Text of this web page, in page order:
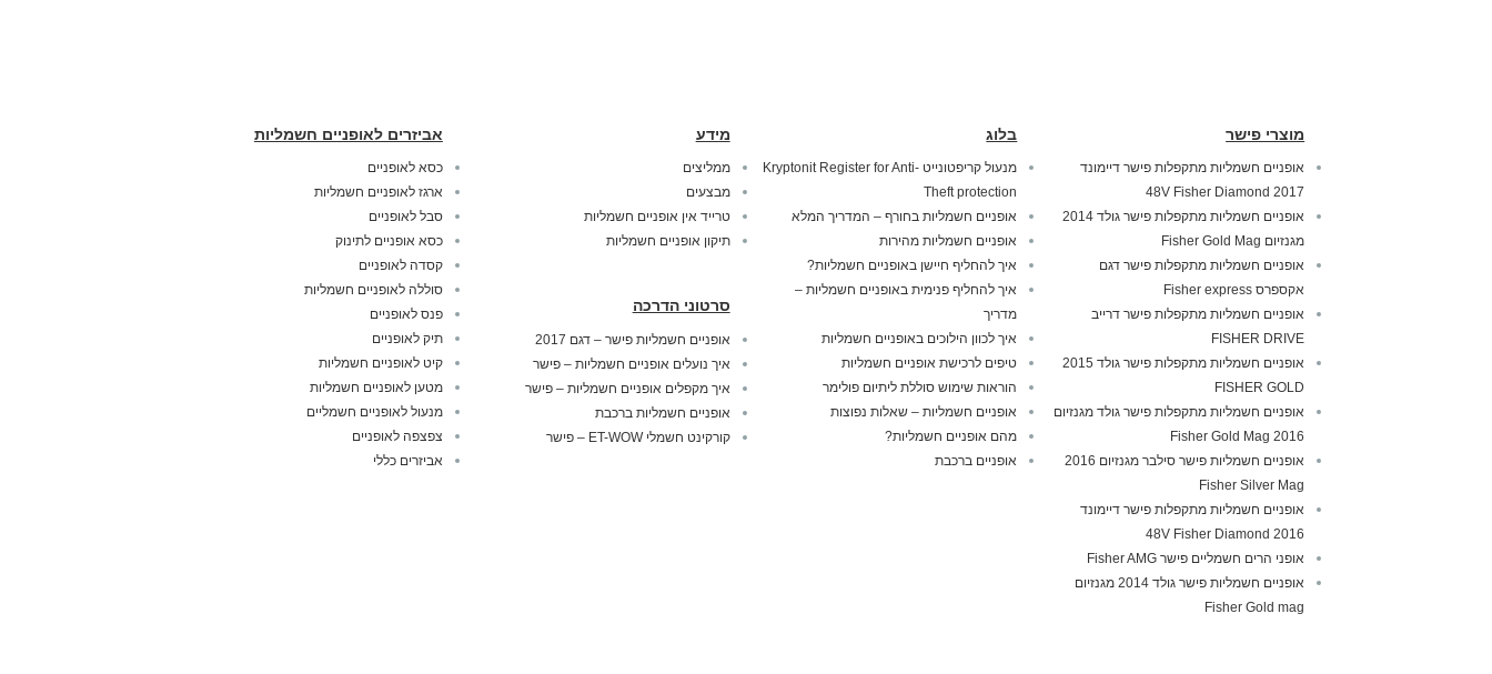
מוצרי פישר
אופניים חשמליות מתקפלות פישר דיימונד
2017 48V Fisher Diamond
אופניים חשמליות מתקפלות פישר גולד 2014
מגנזיום Fisher Gold Mag
אופניים חשמליות מתקפלות פישר דגם
אקספרס Fisher express
אופניים חשמליות מתקפלות פישר דרייב
FISHER DRIVE
אופניים חשמליות מתקפלות פישר גולד 2015
FISHER GOLD
אופניים חשמליות מתקפלות פישר גולד מגנזיום
2016 Fisher Gold Mag
אופניים חשמליות פישר סילבר מגנזיום 2016
Fisher Silver Mag
אופניים חשמליות מתקפלות פישר דיימונד
2016 48V Fisher Diamond
אופני הרים חשמליים פישר Fisher AMG
אופניים חשמליות פישר גולד 2014 מגנזיום
Fisher Gold mag
בלוג
מנעול קריפטונייט Kryptonit Register for Anti-
Theft protection
אופניים חשמליות בחורף – המדריך המלא
אופניים חשמליות מהירות
איך להחליף חיישן באופניים חשמליות?
איך להחליף פנימית באופניים חשמליות –
מדריך
איך לכוון הילוכים באופניים חשמליות
טיפים לרכישת אופניים חשמליות
הוראות שימוש סוללת ליתיום פולימר
אופניים חשמליות – שאלות נפוצות
מהם אופניים חשמליות?
אופניים ברכבת
מידע
ממליצים
מבצעים
טרייד אין אופניים חשמליות
תיקון אופניים חשמליות
סרטוני הדרכה
אופניים חשמליות פישר – דגם 2017
איך נועלים אופניים חשמליות – פישר
איך מקפלים אופניים חשמליות – פישר
אופניים חשמליות ברכבת
קורקינט חשמלי ET-WOW – פישר
אביזרים לאופניים חשמליות
כסא לאופניים
ארגז לאופניים חשמליות
סבל לאופניים
כסא אופניים לתינוק
קסדה לאופניים
סוללה לאופניים חשמליות
פנס לאופניים
תיק לאופניים
קיט לאופניים חשמליות
מטען לאופניים חשמליות
מנעול לאופניים חשמליים
צפצפה לאופניים
אביזרים כללי